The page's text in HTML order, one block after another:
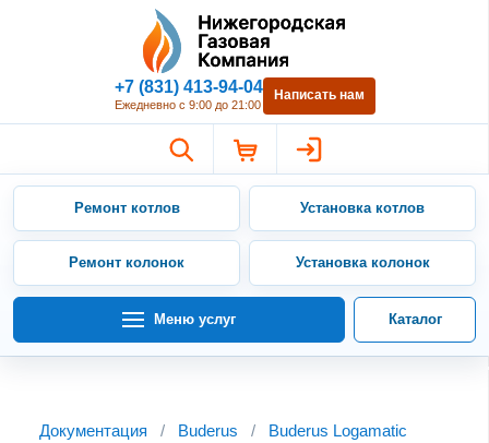
Нижегородская Газовая
+7 (831) 413-94-04
Ежедневно с 9:00 до 21:00
Написать нам
Ремонт котлов Установка котлов
Ремонт колонок Установка колонок
Меню услуг Каталог
Документация / Buderus /
Buderus Logamatic